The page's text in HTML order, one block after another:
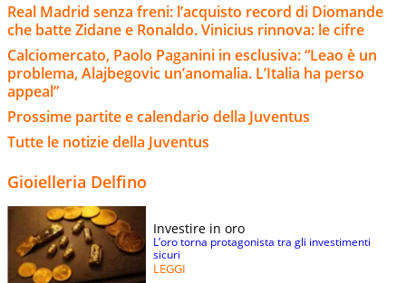
Real Madrid senza freni: l’acquisto record di Diomande
che batte Zidane e Ronaldo. Vinicius rinnova: le cifre
Calciomercato, Paolo Paganini in esclusiva: “Leao è un
problema, Alajbegovic un’anomalia. L’Italia ha perso
appeal”
Prossime partite e calendario della Juventus
Tutte le notizie della Juventus
Gioielleria Delfino
Investire in oro
L’oro torna protagonista tra gli investimenti
sicuri
LEGGI